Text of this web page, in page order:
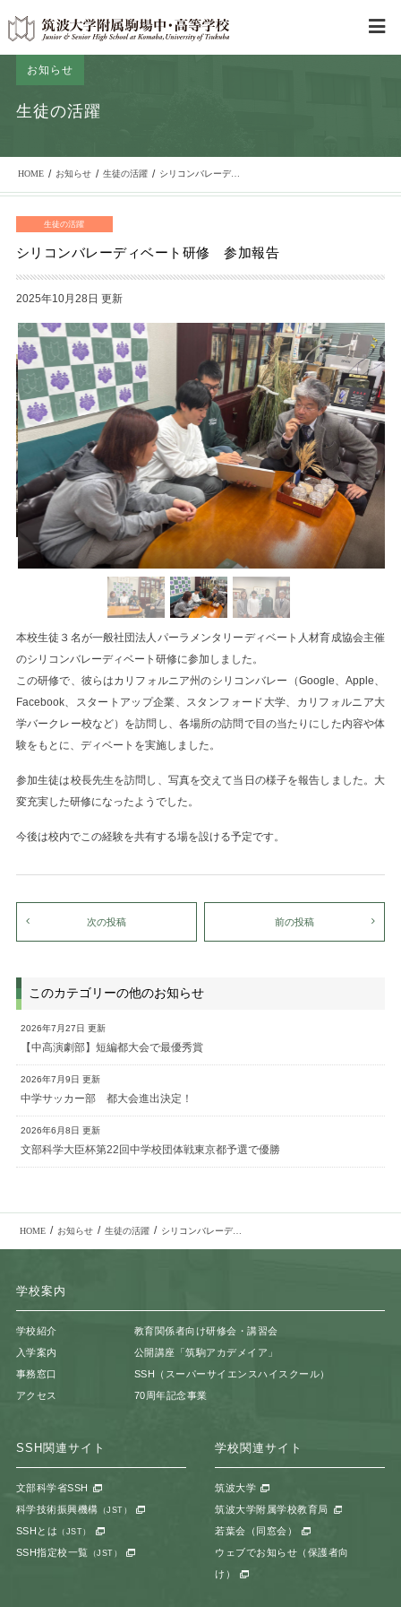
お知らせ
生徒の活躍
HOME / お知らせ / 生徒の活躍 / シリコンバレーディベート研修 参加報告
生徒の活躍
シリコンバレーディベート研修 参加報告
2025年10月28日 更新
本校生徒３名が一般社団法人パーラメンタリーディベート人材育成協会主催
のシリコンバレーディベート研修に参加しました。
この研修で、彼らはカリフォルニア州のシリコンバレー（Google、Apple、
Facebook、スタートアップ企業、スタンフォード大学、カリフォルニア大
学バークレー校など）を訪問し、各場所の訪問で目の当たりにした内容や体
験をもとに、ディベートを実施しました。
参加生徒は校長先生を訪問し、写真を交えて当日の様子を報告しました。大
変充実した研修になったようでした。
今後は校内でこの経験を共有する場を設ける予定です。
次の投稿 前の投稿
このカテゴリーの他のお知らせ
2026年7月27日 更新
【中高演劇部】短編都大会で最優秀賞
2026年7月9日 更新
中学サッカー部 都大会進出決定！
2026年6月8日 更新
文部科学大臣杯第22回中学校団体戦東京都予選で優勝
HOME / お知らせ / 生徒の活躍 / シリコンバレーディベート研修 参加報告
学校案内
学校紹介
入学案内
事務窓口
アクセス
教育関係者向け研修会・講習会
公開講座「筑駒アカデメイア」
SSH（スーパーサイエンスハイスクール）
70周年記念事業
SSH関連サイト
文部科学省SSH
科学技術振興機構 （JST）
SSHとは （JST）
SSH指定校一覧 （JST）
学校関連サイト
筑波大学
筑波大学附属学校教育局
若葉会（同窓会）
ウェブでお知らせ（保護者向
け）